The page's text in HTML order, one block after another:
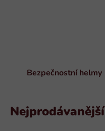
Bezpečnostní helmy
Nejprodávanější